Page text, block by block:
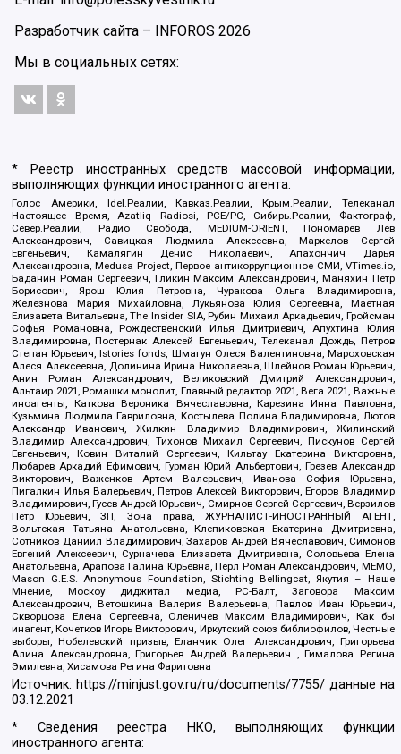
Разработчик сайта – INFOROS 2026
Мы в социальных сетях:
* Реестр иностранных средств массовой информации,
выполняющих функции иностранного агента:
Голос Америки, Idel.Реалии, Кавказ.Реалии, Крым.Реалии, Телеканал
Настоящее Время, Azatliq Radiosi, PCE/PC, Сибирь.Реалии, Фактограф,
Север.Реалии, Радио Свобода, MEDIUM-ORIENT, Пономарев Лев
Александрович, Савицкая Людмила Алексеевна, Маркелов Сергей
Евгеньевич, Камалягин Денис Николаевич, Апахончич Дарья
Александровна, Medusa Project, Первое антикоррупционное СМИ, VTimes.io,
Баданин Роман Сергеевич, Гликин Максим Александрович, Маняхин Петр
Борисович, Ярош Юлия Петровна, Чуракова Ольга Владимировна,
Железнова Мария Михайловна, Лукьянова Юлия Сергеевна, Маетная
Елизавета Витальевна, The Insider SIA, Рубин Михаил Аркадьевич, Гройсман
Софья Романовна, Рождественский Илья Дмитриевич, Апухтина Юлия
Владимировна, Постернак Алексей Евгеньевич, Телеканал Дождь, Петров
Степан Юрьевич, Istories fonds, Шмагун Олеся Валентиновна, Мароховская
Алеся Алексеевна, Долинина Ирина Николаевна, Шлейнов Роман Юрьевич,
Анин Роман Александрович, Великовский Дмитрий Александрович,
Альтаир 2021, Ромашки монолит, Главный редактор 2021, Вега 2021, Важные
иноагенты, Каткова Вероника Вячеславовна, Карезина Инна Павловна,
Кузьмина Людмила Гавриловна, Костылева Полина Владимировна, Лютов
Александр Иванович, Жилкин Владимир Владимирович, Жилинский
Владимир Александрович, Тихонов Михаил Сергеевич, Пискунов Сергей
Евгеньевич, Ковин Виталий Сергеевич, Кильтау Екатерина Викторовна,
Любарев Аркадий Ефимович, Гурман Юрий Альбертович, Грезев Александр
Викторович, Важенков Артем Валерьевич, Иванова София Юрьевна,
Пигалкин Илья Валерьевич, Петров Алексей Викторович, Егоров Владимир
Владимирович, Гусев Андрей Юрьевич, Смирнов Сергей Сергеевич, Верзилов
Петр Юрьевич, ЗП, Зона права, ЖУРНАЛИСТ-ИНОСТРАННЫЙ АГЕНТ,
Вольтская Татьяна Анатольевна, Клепиковская Екатерина Дмитриевна,
Сотников Даниил Владимирович, Захаров Андрей Вячеславович, Симонов
Евгений Алексеевич, Сурначева Елизавета Дмитриевна, Соловьева Елена
Анатольевна, Арапова Галина Юрьевна, Перл Роман Александрович, МЕМО,
Mason G.E.S. Anonymous Foundation, Stichting Bellingcat, Якутия – Наше
Мнение, Москоу диджитал медиа, РС-Балт, Заговора Максим
Александрович, Ветошкина Валерия Валерьевна, Павлов Иван Юрьевич,
Скворцова Елена Сергеевна, Оленичев Максим Владимирович, Как бы
инагент, Кочетков Игорь Викторович, Иркутский союз библиофилов, Честные
выборы, Нобелевский призыв, Еланчик Олег Александрович, Григорьева
Алина Александровна, Григорьев Андрей Валерьевич , Гималова Регина
Эмилевна, Хисамова Регина Фаритовна
Источник: https://minjust.gov.ru/ru/documents/7755/ данные на
03.12.2021
* Сведения реестра НКО, выполняющих функции
иностранного агента: